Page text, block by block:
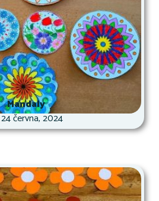
Mandaly
24 června, 2024